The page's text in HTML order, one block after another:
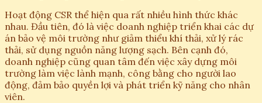
Hoạt động CSR thể hiện qua rất nhiều hình thức khác
nhau. Đầu tiên, đó là việc doanh nghiệp triển khai các dự
án bảo vệ môi trường như giảm thiểu khí thải, xử lý rác
thải, sử dụng nguồn năng lượng sạch. Bên cạnh đó,
doanh nghiệp cũng quan tâm đến việc xây dựng môi
trường làm việc lành mạnh, công bằng cho người lao
động, đảm bảo quyền lợi và phát triển kỹ năng cho nhân
viên.